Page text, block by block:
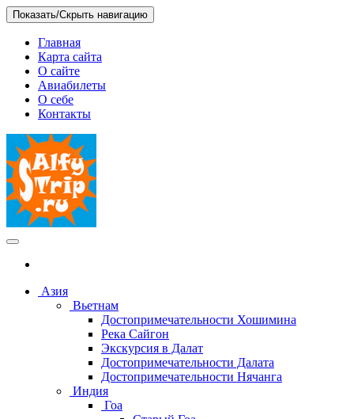
Skip
to
content
Показать/Скрыть навигацию
Главная
Карта сайта
О сайте
Авиабилеты
О себе
Контакты
отелях
Азия
Вьетнам
Достопримечательности Хошимина
Река Сайгон
Экскурсия в Далат
Достопримечательности Далата
Достопримечательности Нячанга
Индия
Гоа